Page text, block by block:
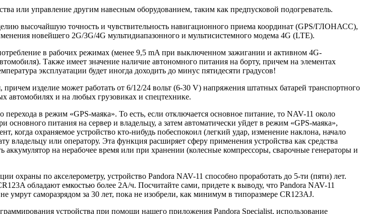
или управление другим навесным оборудованием, таким как предпусковой подогреватель.
высочайшую точность и чувствительность навигационного приема координат (GPS/ГЛОНАСС),
новейшего 2G/3G/4G мультидиапазонного и мультисистемного модема 4G (LTE).
в рабочих режимах (менее 9,5 mA при выключенном зажигании и активном 4G-
Также имеет значение наличие автономного питания на борту, причем на элементах
эксплуатации будет иногда доходить до минус пятидесяти градусов!
изделие может работать от 6/12/24 вольт (6-30 V) напряжения штатных батарей транспортного
автомобилях и на любых грузовиках и спецтехнике.
в режим «GPS-маяка». То есть, если отключается основное питание, то NAV-11 около
питания на сервер и владельцу, а затем автоматически уйдет в режим «GPS-маяка»,
когда охраняемое устройство кто-нибудь побеспокоил (легкий удар, изменение наклона, начало
владельцу или оператору. Эта функция расширяет сферу применения устройства как средства
на нерабочее время или при хранении (колесные компрессоры, сварочные генераторы и
по акселерометру, устройство Pandora NAV-11 способно проработать до 5-ти (пяти) лет.
обладают емкостью более 2А/ч. Посчитайте сами, придете к выводу, что Pandora NAV-11
умрут саморазрядом за 30 лет, пока не изобрели, как минимум в типоразмере CR123AJ.
устройства при помощи нашего приложения Pandora Specialist, использование